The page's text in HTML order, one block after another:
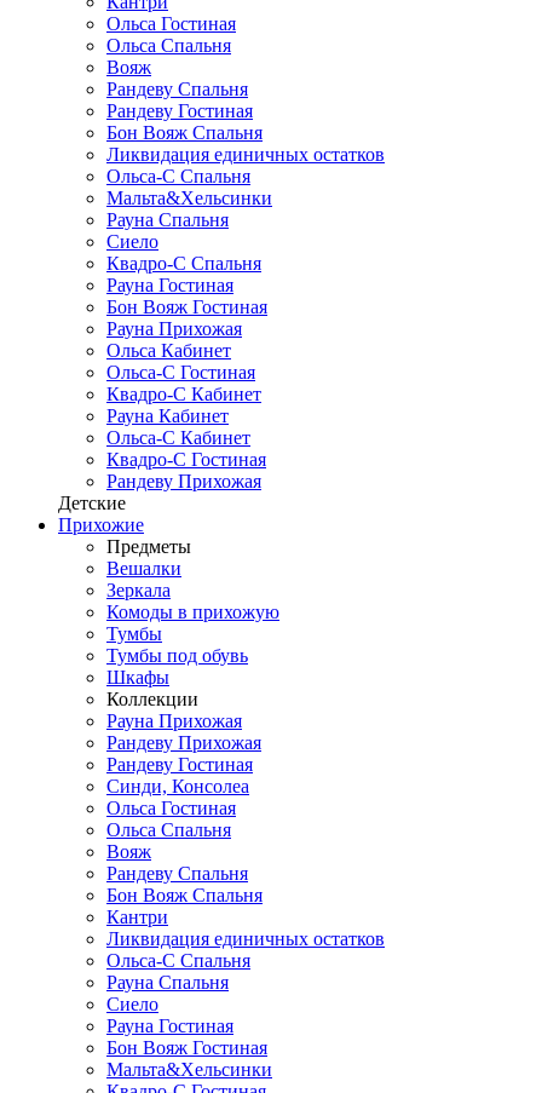
Ольса Гостиная
Ольса Спальня
Вояж
Рандеву Спальня
Рандеву Гостиная
Бон Вояж Спальня
Ликвидация единичных остатков
Ольса-С Спальня
Мальта&Хельсинки
Рауна Спальня
Сиело
Квадро-С Спальня
Рауна Гостиная
Бон Вояж Гостиная
Рауна Прихожая
Ольса Кабинет
Ольса-С Гостиная
Квадро-С Кабинет
Рауна Кабинет
Ольса-С Кабинет
Квадро-С Гостиная
Рандеву Прихожая
Детские
Прихожие
Предметы
Вешалки
Зеркала
Комоды в прихожую
Тумбы
Тумбы под обувь
Шкафы
Коллекции
Рауна Прихожая
Рандеву Прихожая
Рандеву Гостиная
Синди, Консолеа
Ольса Гостиная
Ольса Спальня
Вояж
Рандеву Спальня
Бон Вояж Спальня
Кантри
Ликвидация единичных остатков
Ольса-С Спальня
Рауна Спальня
Сиело
Рауна Гостиная
Бон Вояж Гостиная
Мальта&Хельсинки